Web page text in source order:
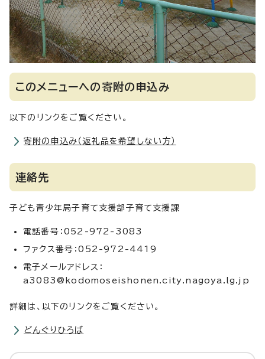
このメニューへの寄附の申込み
以下のリンクをご覧ください。
寄附の申込み（返礼品を希望しない方）
連絡先
子ども青少年局子育て支援部子育て支援課
電話番号：052-972-3083
ファクス番号：052-972-4419
電子メールアドレス：
a3083@kodomoseishonen.city.nagoya.lg.jp
詳細は、以下のリンクをご覧ください。
どんぐりひろば